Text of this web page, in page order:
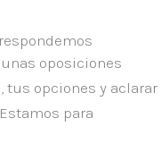
oposiciones
tus opciones y aclarar
Estamos para